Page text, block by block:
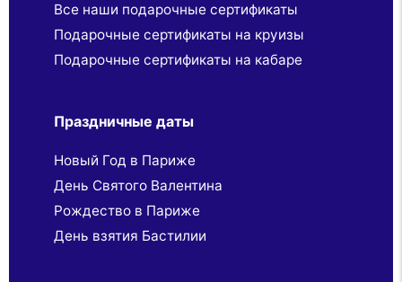
Все наши подарочные сертификаты
Подарочные сертификаты на круизы
Подарочные сертификаты на кабаре
Праздничные даты
Новый Год в Париже
День Святого Валентина
Рождество в Париже
День взятия Бастилии